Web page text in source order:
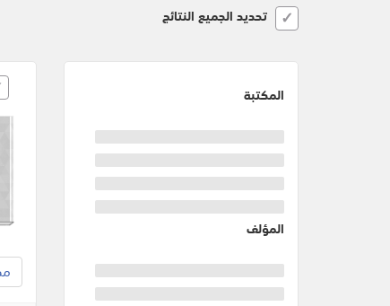
تحديد الجميع النتائج
المكتبة
المؤلف